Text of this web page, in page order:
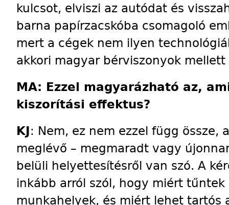
kulcsot, elviszi az autódat és
barna papírzacskóba csomagoló
mert a cégek nem ilyen
akkori magyar bérviszonyok
MA: Ezzel magyarázható az,
kiszorítási effektus?
KJ: Nem, ez nem ezzel függ össze,
meglévő – megmaradt vagy
belüli helyettesítésről van szó. A
inkább arról szól, hogy miért
munkahelyek, és miért lehet tartós